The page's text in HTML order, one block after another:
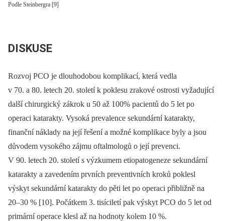
Podle Steinbergra [9]
DISKUSE
Rozvoj PCO je dlouhodobou komplikací, která vedla
v 70. a 80. letech 20. století k poklesu zrakové ostrosti vyžadující
další chirurgický zákrok u 50 až 100% pacientů do 5 let po
operaci katarakty. Vysoká prevalence sekundární katarakty,
finanční náklady na její řešení a možné komplikace byly a jsou
důvodem vysokého zájmu oftalmologů o její prevenci.
V 90. letech 20. století s výzkumem etiopatogeneze sekundární
katarakty a zavedením prvních preventivních kroků poklesl
výskyt sekundární katarakty do pěti let po operaci přibližně na
20–30 % [10]. Počátkem 3. tisíciletí pak výskyt PCO do 5 let od
primární operace klesl až na hodnoty kolem 10 %.